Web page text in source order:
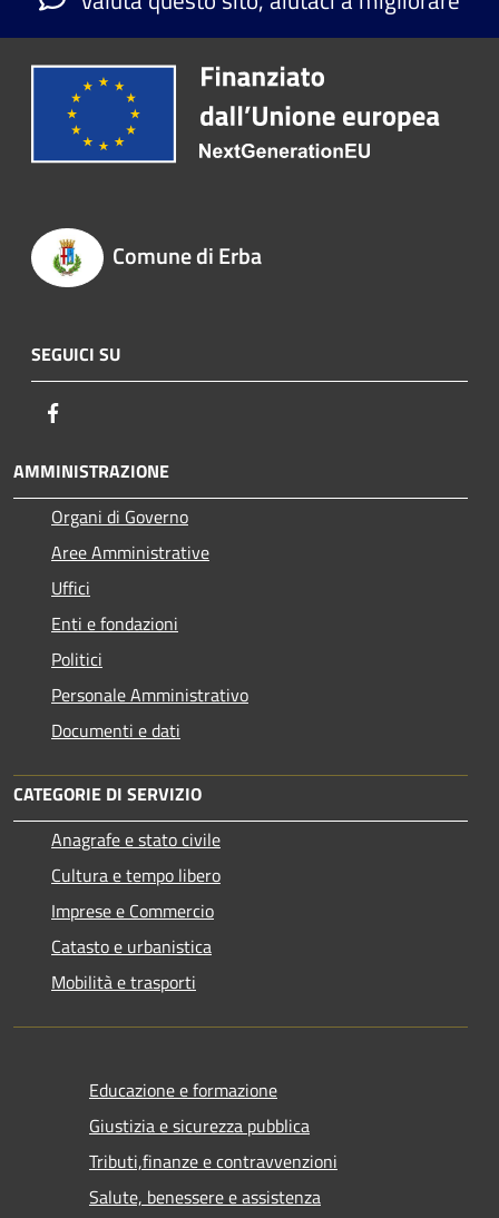
Comune di Erba
SEGUICI SU
AMMINISTRAZIONE
Organi di Governo
Aree Amministrative
Uffici
Enti e fondazioni
Politici
Personale Amministrativo
Documenti e dati
CATEGORIE DI SERVIZIO
Anagrafe e stato civile
Cultura e tempo libero
Imprese e Commercio
Catasto e urbanistica
Mobilità e trasporti
Educazione e formazione
Giustizia e sicurezza pubblica
Tributi,finanze e contravvenzioni
Salute, benessere e assistenza